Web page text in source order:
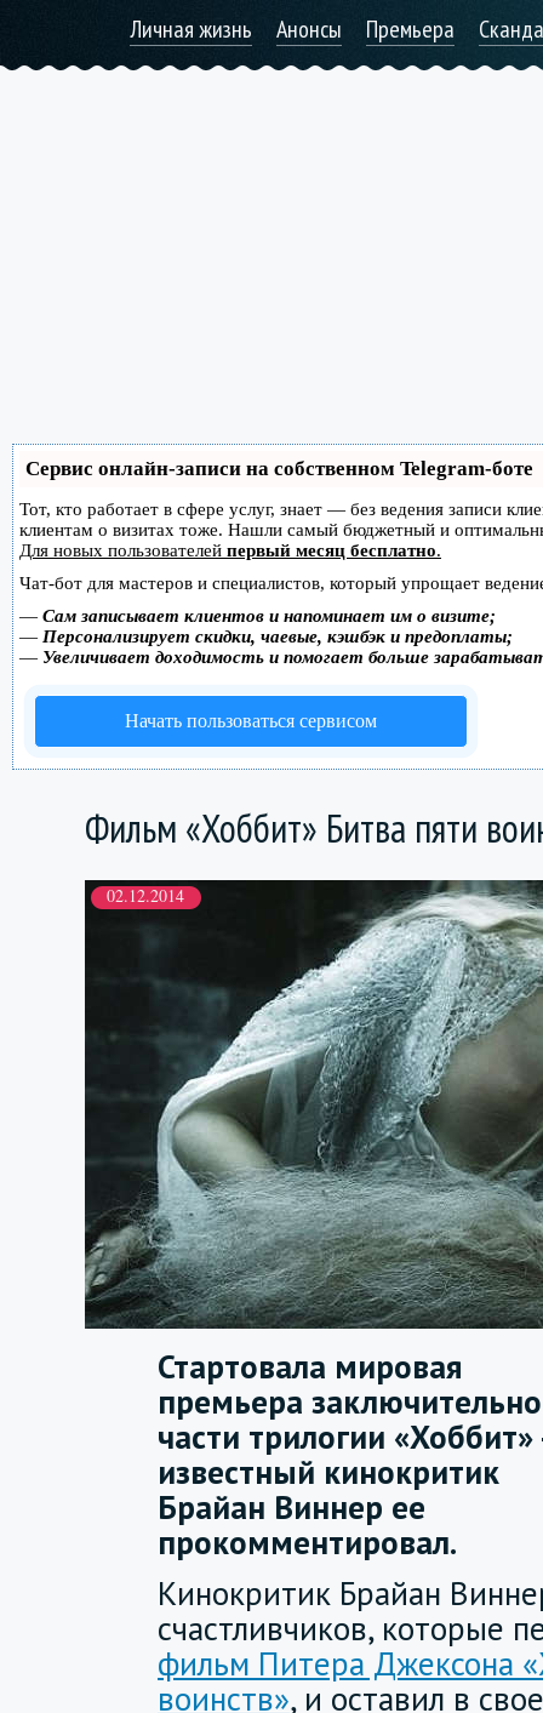
Личная жизнь Анонсы Премьера
Сервис онлайн-записи на собственном Telegram-боте
Тот, кто работает в сфере услуг, знает — без ведения записи
клиентам о визитах тоже. Нашли самый бюджетный и
Для новых пользователей первый месяц бесплатно.
Чат-бот для мастеров и специалистов, который упрощает
— Сам записывает клиентов и напоминает им о визите;
— Персонализирует скидки, чаевые, кэшбэк и предоплаты;
— Увеличивает доходимость и помогает больше
Начать пользоваться сервисом
Фильм «Хоббит» Битва пяти
02.12.2014
Стартовала мировая
премьера
части трилогии «Хоббит»
известный кинокритик
Брайан Виннер ее
прокомментировал.
Кинокритик Брайан
счастливчиков, которые
фильм Питера Джексона
воинств», и оставил в